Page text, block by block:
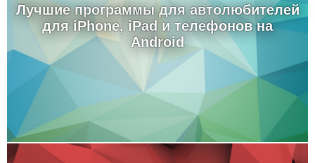
Лучшие программы для автолюбителей
для iPhone, iPad и телефонов на
Android